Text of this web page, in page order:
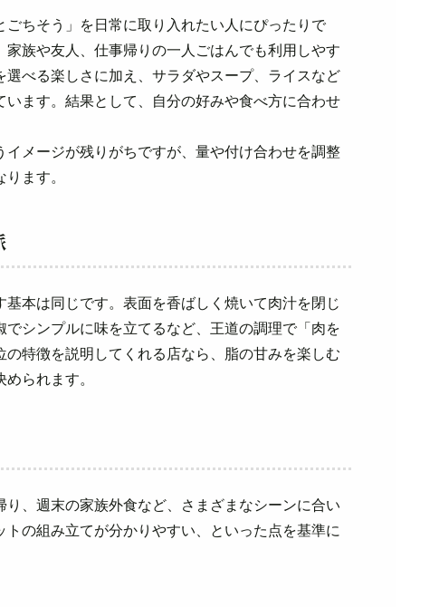
ちそう」を日常に取り入れたい人にぴったりで
族や友人、仕事帰りの一人ごはんでも利用しやす
べる楽しさに加え、サラダやスープ、ライスなど
ます。結果として、自分の好みや食べ方に合わせ
メージが残りがちですが、量や付け合わせを調整
ます。
本は同じです。表面を香ばしく焼いて肉汁を閉じ
シンプルに味を立てるなど、王道の調理で「肉を
特徴を説明してくれる店なら、脂の甘みを楽しむ
られます。
、週末の家族外食など、さまざまなシーンに合い
の組み立てが分かりやすい、といった点を基準に